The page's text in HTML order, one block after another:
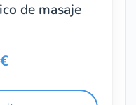
de masaje
€